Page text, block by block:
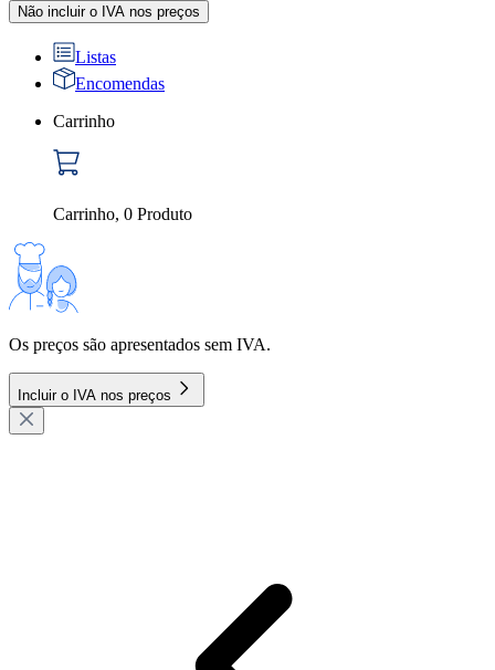
Não incluir o IVA nos preços
Listas
Encomendas
Carrinho
Carrinho, 0 Produto
Os preços são apresentados sem IVA.
Incluir o IVA nos preços